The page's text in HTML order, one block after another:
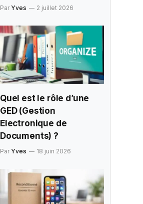
Par Yves 2 juillet 2026
Quel est le rôle d’une
GED (Gestion
Electronique de
Documents) ?
Par Yves 18 juin 2026